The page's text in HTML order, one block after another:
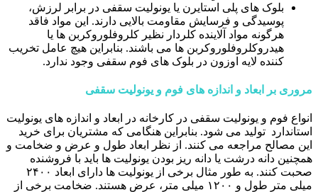
بلوک های پلی استایرن یا یونولیت سقفی در برابر لرزش،
پوسیدگی و فرسایش مقاومت بالایی دارند. این مواد فاقد
هرگونه مواد آلاینده کلردار نظیر کلروفلوروکربن ها یا
هیدروکلروفلوروکربن ها می باشند. بنابراین هیچ عامل تخریب
کننده لایه اوزون در بلوک های فوم سقفی وجود ندارد.
مروری بر ابعاد و اندازه های فوم و یونولیت سقفی
انواع فوم و یونولیت سقفی در کارخانه در ابعاد و اندازه های یونولیت
استاندارد تولید می شود. بنابراین هنگامی که مشتریان برای خرید
این مصالح مراجعه می کنند. از نظر ابعاد طول و عرض و ضخامت و
همچنین دانه درشت یا دانه ریز بودن یونولیت ها باید با فروشنده
صحبت کنند. به طور مثال برخی از یونولیت ها دارای ابعاد ۲۴۰۰
میلی متر طول و ۱۲۰۰ میلی متر، عرض هستند. ضخامت برخی از